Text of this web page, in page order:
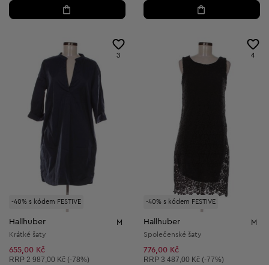
-40% s kódem FESTIVE
3
Hallhuber M
Krátké šaty
655,00 Kč
Doporučená cena:
RRP 2 987,00 Kč (-78%)
-40% s kódem FESTIVE
4
Hallhuber M
Společenské šaty
776,00 Kč
Doporučená cena:
RRP 3 487,00 Kč (-77%)